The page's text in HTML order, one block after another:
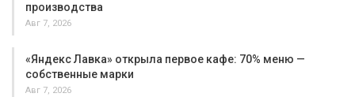
производства
Авг 7, 2026
«Яндекс Лавка» открыла первое кафе: 70% меню —
собственные марки
Авг 7, 2026